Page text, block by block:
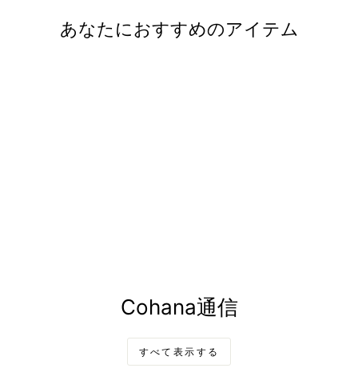
あなたにおすすめのアイテム
Cohana通信
すべて表示する